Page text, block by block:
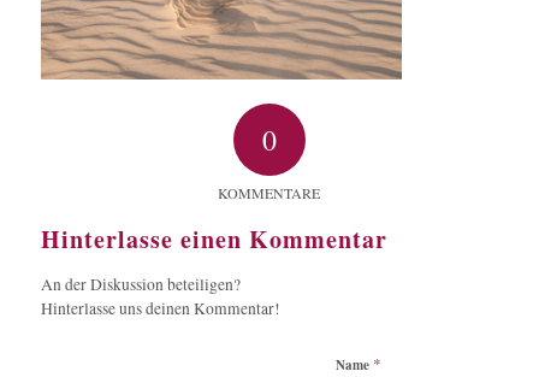
0
KOMMENTARE
Hinterlasse einen Kommentar
An der Diskussion beteiligen?
Hinterlasse uns deinen Kommentar!
Name *